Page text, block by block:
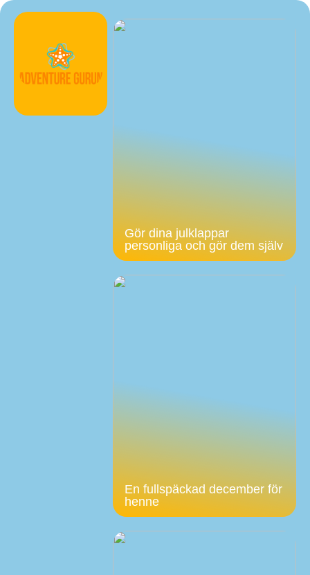
Gör dina julklappar
personliga och gör dem själv
En fullspäckad december för
henne